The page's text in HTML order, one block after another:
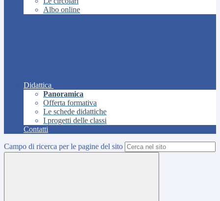
Albo online
Didattica
Panoramica
Offerta formativa
Le schede didattiche
I progetti delle classi
Contatti
Campo di ricerca per le pagine del sito